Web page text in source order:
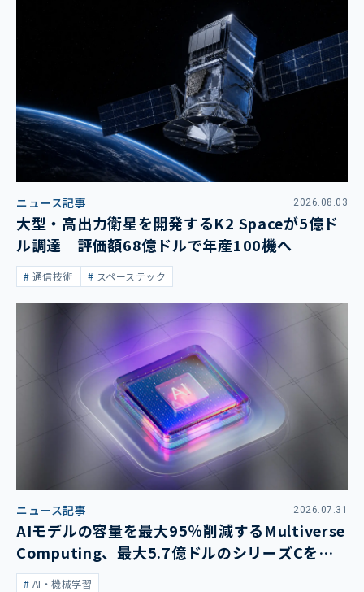
ニュース記事 2026.08.03
大型・高出力衛星を開発するK2 Spaceが5億ド
ル調達 評価額68億ドルで年産100機へ
通信技術 スペーステック
ニュース記事 2026.07.31
AIモデルの容量を最大95％削減するMultiverse
Computing、最大5.7億ドルのシリーズCを発
表AI・機械学習